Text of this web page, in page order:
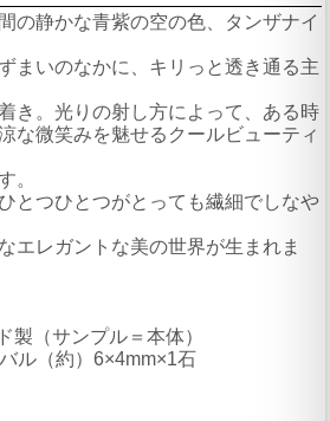
の静かな青紫の空の色、タンザナイ
まいのなかに、キリっと透き通る主
き。光りの射し方によって、ある時
な微笑みを魅せるクールビューティ
。
とつひとつがとっても繊細でしなや
エレガントな美の世界が生まれま
製（サンプル＝本体）
ル（約）6×4mm×1石